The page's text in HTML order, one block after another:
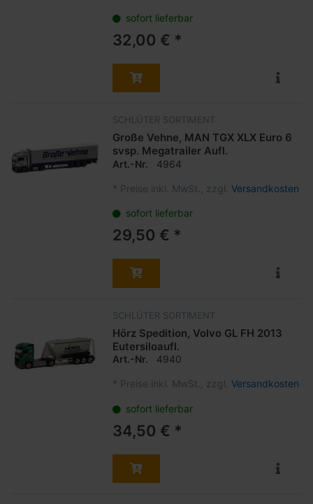
sofort lieferbar
32,00 € *
SCHLÜTER SORTIMENT
Große Vehne, MAN TGX XLX Euro 6
svsp. Megatrailer Aufl.
Art.-Nr. 4964
* Preise inkl. MwSt., zzgl. Versandkosten
sofort lieferbar
29,50 € *
SCHLÜTER SORTIMENT
Hörz Spedition, Volvo GL FH 2013
Eutersiloaufl.
Art.-Nr. 4940
* Preise inkl. MwSt., zzgl. Versandkosten
sofort lieferbar
34,50 € *